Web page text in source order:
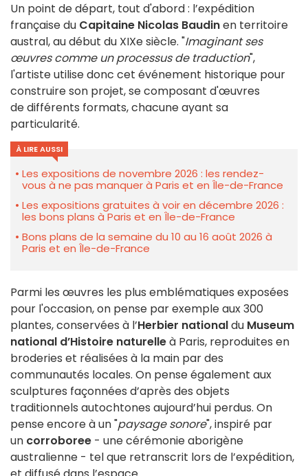
Un point de départ, tout d'abord : l’expédition
française du Capitaine Nicolas Baudinen territoire
austral, au début du XIXe siècle. "Imaginant ses
œuvres comme un processus de traduction",
l'artiste utilise donc cet événement historique pour
construire son projet, se composant d'œuvres
de différents formats, chacune ayant sa
particularité.
À LIRE AUSSI
Les expositions de novembre 2026 : les rendez-
vous à ne pas manquer à Paris et en Île-de-France
Les expositions gratuites à voir en décembre 2026 :
les bons plans à Paris et en Île-de-France
Bons plans de la semaine du 10 au 16 août 2026 à
Paris et en Île-de-France
Parmi les œuvres les plus emblématiques exposées
pour l'occasion, on pense par exemple aux 300
plantes, conservées à l’Herbier nationaldu Museum
national d’Histoire naturelleà Paris, reproduites en
broderies et réalisées à la main par des
communautés locales. On pense également aux
sculptures façonnées d’après des objets
traditionnels autochtones aujourd’hui perdus. On
pense encore à un "paysage sonore", inspiré par
un corroboree - une cérémonie aborigène
australienne - tel que retranscrit lors de l’expédition,